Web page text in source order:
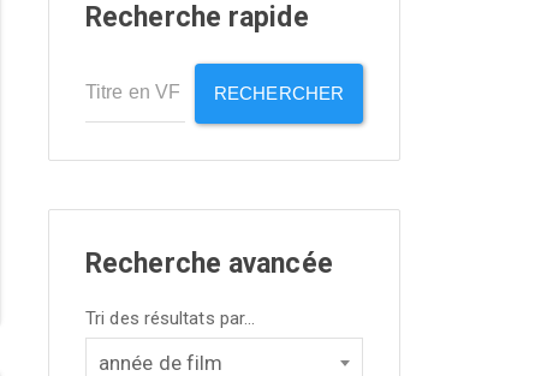
Recherche rapide
RECHERCHER
Recherche avancée
Tri des résultats par...
année de film